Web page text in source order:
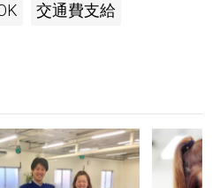
交通費支給